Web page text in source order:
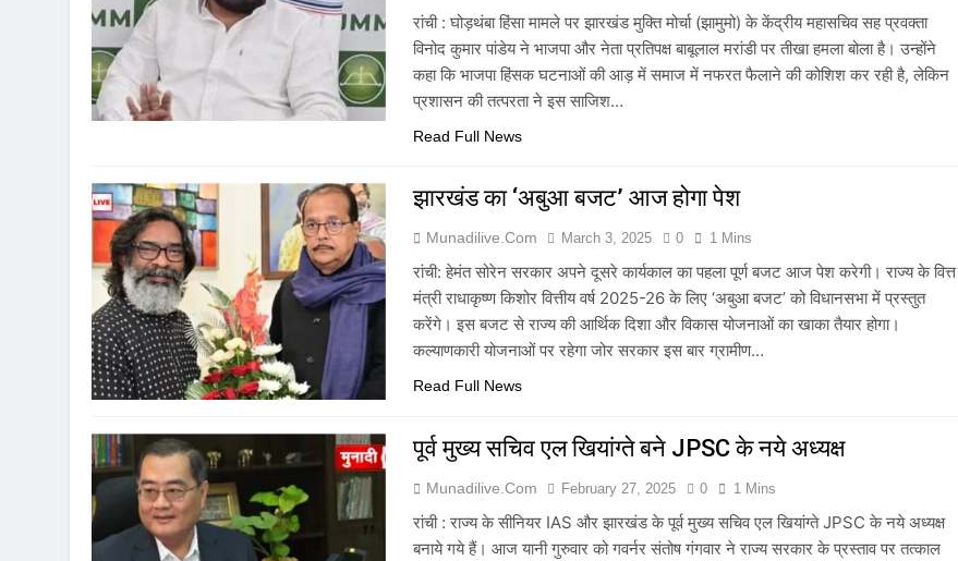
रांची : घोड़थंबा हिंसा मामले पर झारखंड मुक्ति मोर्चा (झामुमो) के केंद्रीय महासचिव सह प्रवक्ता
विनोद कुमार पांडेय ने भाजपा और नेता प्रतिपक्ष बाबूलाल मरांडी पर तीखा हमला बोला है। उन्होंने
कहा कि भाजपा हिंसक घटनाओं की आड़ में समाज में नफरत फैलाने की कोशिश कर रही है, लेकिन
प्रशासन की तत्परता ने इस साजिश…
Read Full News
झारखंड का ‘अबुआ बजट’ आज होगा पेश
Munadilive.com March 3, 2025 0 1 Mins
रांची: हेमंत सोरेन सरकार अपने दूसरे कार्यकाल का पहला पूर्ण बजट आज पेश करेगी। राज्य के वित्त
मंत्री राधाकृष्ण किशोर वित्तीय वर्ष 2025-26 के लिए ‘अबुआ बजट’ को विधानसभा में प्रस्तुत
करेंगे। इस बजट से राज्य की आर्थिक दिशा और विकास योजनाओं का खाका तैयार होगा।
कल्याणकारी योजनाओं पर रहेगा जोर सरकार इस बार ग्रामीण…
Read Full News
पूर्व मुख्य सचिव एल खियांग्ते बने JPSC के नये अध्यक्ष
Munadilive.com February 27, 2025 0 1 Mins
रांची : राज्य के सीनियर IAS और झारखंड के पूर्व मुख्य सचिव एल खियांग्ते JPSC के नये अध्यक्ष
बनाये गये हैं। आज यानी गुरुवार को गवर्नर संतोष गंगवार ने राज्य सरकार के प्रस्ताव पर तत्काल